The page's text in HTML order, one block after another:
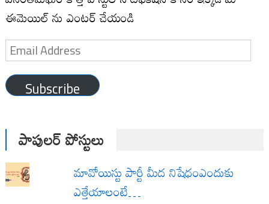
ఈమెయిల్ ను ఎంటర్ చేయండి
Email
Address
Subscribe
పాపులర్ పోస్టులు
మావోయిస్టు పార్టీ మీద నిషేధంఎందుకు
ఎత్తేయాలంటే…